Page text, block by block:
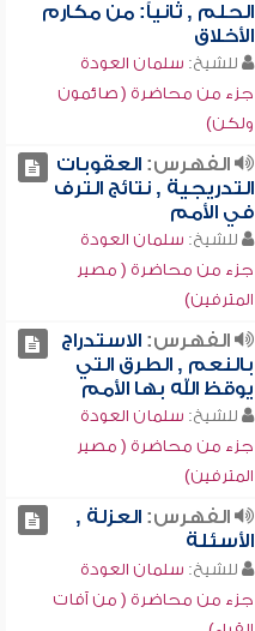
الحلم , ثانياً: من مكارم
الأخلاق
للشيخ: سلمان العودة
جزء من محاضرة ( صائمون
ولكن)
الفهرس:العقوبات
التدريجية , نتائج الترف
في الأمم
للشيخ: سلمان العودة
جزء من محاضرة ( مصير
المترفين)
الفهرس:الاستدراج
بالنعم , الطرق التي
يوقظ الله بها الأمم
للشيخ: سلمان العودة
جزء من محاضرة ( مصير
المترفين)
الفهرس:العزلة ,
الأسئلة
للشيخ: سلمان العودة
جزء من محاضرة ( من آفات